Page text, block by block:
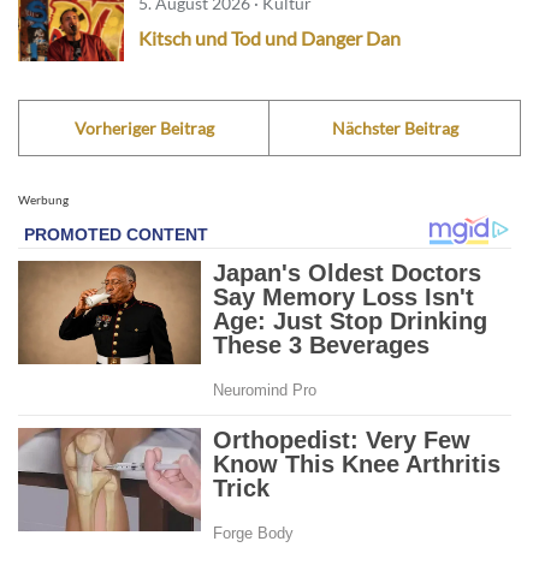
Kitsch und Tod und Danger Dan
Vorheriger Beitrag Nächster Beitrag
Werbung